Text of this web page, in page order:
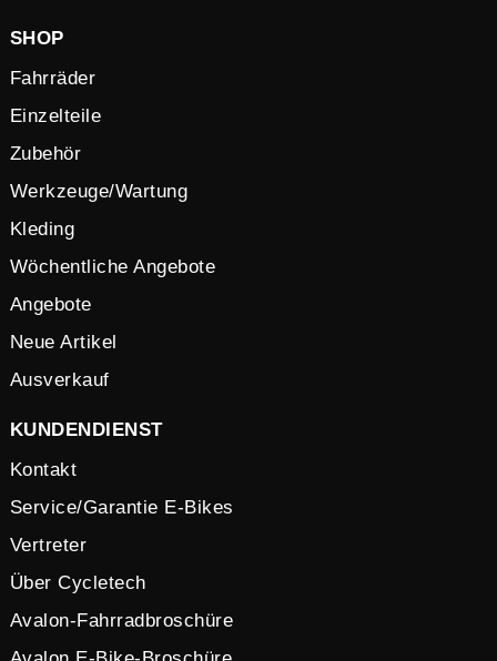
SHOP
Fahrräder
Einzelteile
Zubehör
Werkzeuge/Wartung
Kleding
Wöchentliche Angebote
Angebote
Neue Artikel
Ausverkauf
KUNDENDIENST
Kontakt
Service/Garantie E-Bikes
Vertreter
Über Cycletech
Avalon-Fahrradbroschüre